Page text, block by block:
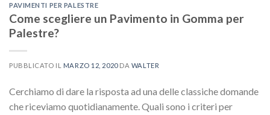
PAVIMENTI PER PALESTRE
Come scegliere un Pavimento in Gomma per
Palestre?
PUBBLICATO IL MARZO 12, 2020DA WALTER
Cerchiamo di dare la risposta ad una delle classiche domande
che riceviamo quotidianamente. Quali sono i criteri per